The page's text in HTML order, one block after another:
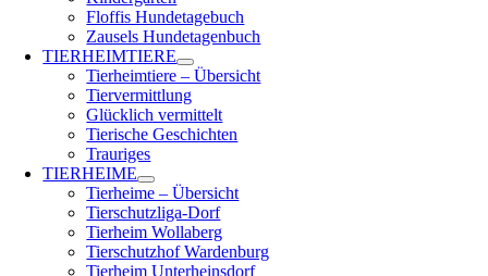
Floffis Hundetagebuch
Zausels Hundetagenbuch
TIERHEIMTIERE
Tierheimtiere – Übersicht
Tiervermittlung
Glücklich vermittelt
Tierische Geschichten
Trauriges
TIERHEIME
Tierheime – Übersicht
Tierschutzliga-Dorf
Tierheim Wollaberg
Tierschutzhof Wardenburg
Tierheim Unterheinsdorf